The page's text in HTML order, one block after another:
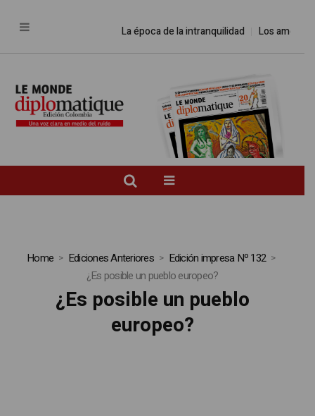
La época de la intranquilidad Los amos
Home Ediciones Anteriores
Edición impresa Nº 132
¿Es posible un pueblo europeo?
¿Es posible un pueblo
europeo?